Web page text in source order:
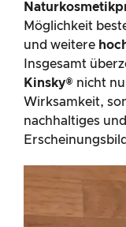
Möglichkeit
und weitere
Insgesamt
Kinsky® nicht
Wirksamkeit,
nachhaltiges